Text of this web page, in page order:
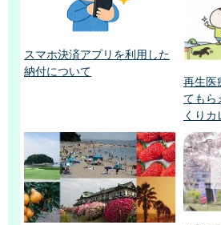
スマホ決済アプリを利用した
納付について
再生医
てもら
くりカ